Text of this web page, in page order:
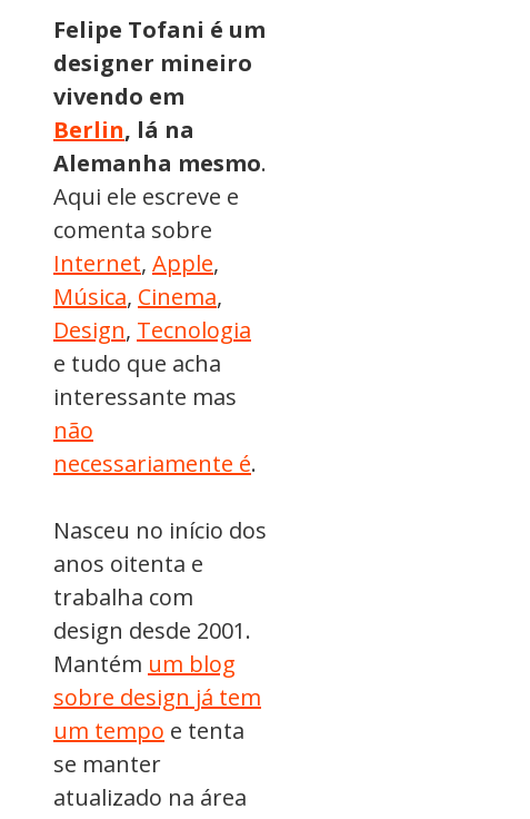
Felipe Tofani é um
designer mineiro
vivendo em
Berlin, lá na
Alemanha mesmo.
Aqui ele escreve e
comenta sobre
Internet, Apple,
Música, Cinema,
Design, Tecnologia
e tudo que acha
interessante mas
não
necessariamente é.
Nasceu no início dos
anos oitenta e
trabalha com
design desde 2001.
Mantém um blog
sobre design já tem
um tempo e tenta
se manter
atualizado na área